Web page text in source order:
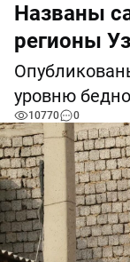
Названы
регионы
уровню
10770 0